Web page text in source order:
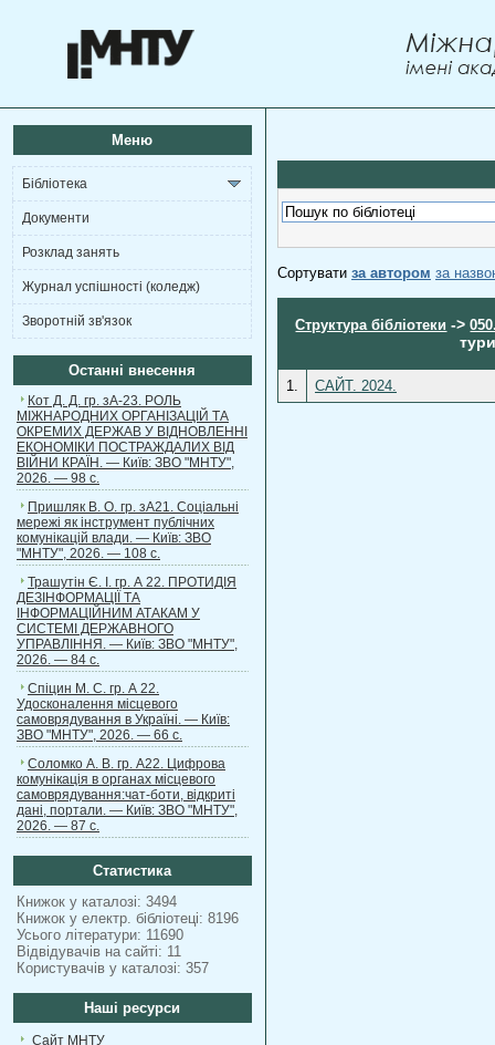
Меню
Бібліотека
Документи
Розклад занять
Журнал успішності (коледж)
Зворотній зв'язок
Останні внесення
Кот Д. Д. гр. зА-23. РОЛЬ
МІЖНАРОДНИХ ОРГАНІЗАЦІЙ ТА
ОКРЕМИХ ДЕРЖАВ У ВІДНОВЛЕННІ
ЕКОНОМІКИ ПОСТРАЖДАЛИХ ВІД
ВІЙНИ КРАЇН. — Київ: ЗВО "МНТУ",
2026. — 98 с.
Пришляк В. О. гр. зА21. Соціальні
мережі як інструмент публічних
комунікацій влади. — Київ: ЗВО
"МНТУ", 2026. — 108 с.
Трашутін Є. І. гр. А 22. ПРОТИДІЯ
ДЕЗІНФОРМАЦІЇ ТА
ІНФОРМАЦІЙНИМ АТАКАМ У
СИСТЕМІ ДЕРЖАВНОГО
УПРАВЛІННЯ. — Київ: ЗВО "МНТУ",
2026. — 84 с.
Спіцин М. С. гр. А 22.
Удосконалення місцевого
самоврядування в Україні. — Київ:
ЗВО "МНТУ", 2026. — 66 с.
Соломко А. В. гр. А22. Цифрова
комунікація в органах місцевого
самоврядування:чат-боти, відкриті
дані, портали. — Київ: ЗВО "МНТУ",
2026. — 87 с.
Статистика
Книжок у каталозі: 3494
Книжок у електр. бібліотеці: 8196
Усього літератури: 11690
Відвідувачів на сайті: 11
Користувачів у каталозі: 357
Наші ресурси
Сайт МНТУ
Сортувати за автором за
Структура бібліотеки ->
1. САЙТ. 2024.